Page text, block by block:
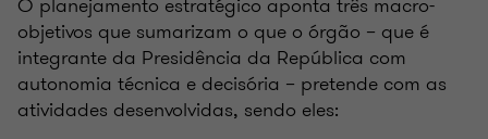
objetivos que sumarizam o que o órgão – que é
integrante da Presidência da República com
autonomia técnica e decisória – pretende com as
atividades desenvolvidas, sendo eles: